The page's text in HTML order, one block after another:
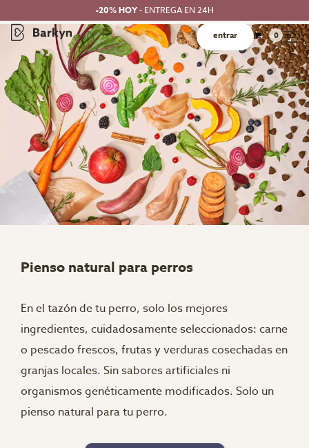
-20% HOY- ENTREGA EN 24H
entrar 0
Pienso natural para perros
En el tazón de tu perro, solo los mejores
ingredientes, cuidadosamente seleccionados: carne
o pescado frescos, frutas y verduras cosechadas en
granjas locales. Sin sabores artificiales ni
organismos genéticamente modificados. Solo un
pienso natural para tu perro.